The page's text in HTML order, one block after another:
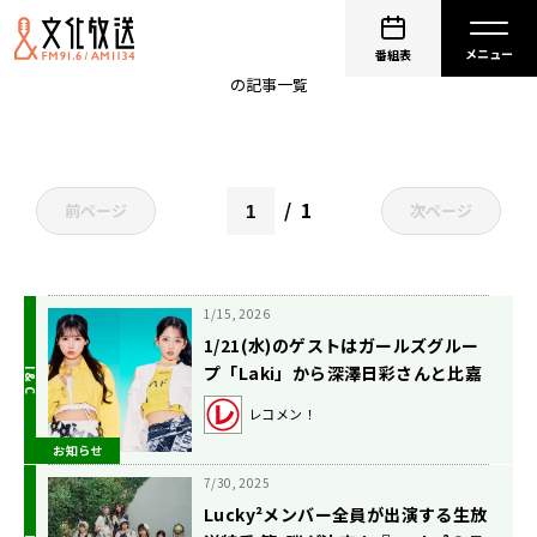
番組表
の記事一覧
前ページ 1 次ページ
お知らせ
1/15, 2026
1/21(水)のゲストはガールズグルー
プ「Laki」から深澤日彩さんと比嘉
優和さん！【矢吹奈子のレコメ
ン！】
レコメン！
7/30, 2025
Lucky²メンバー全員が出演する生放